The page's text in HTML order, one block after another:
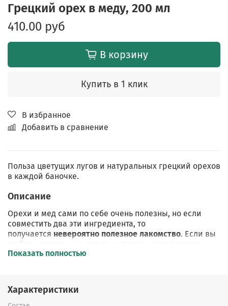
Грецкий орех в меду, 200 мл
410.00 руб
В корзину
Купить в 1 клик
В избранное
Добавить в сравнение
Польза цветущих лугов и натуральных грецкий орехов
в каждой баночке.
Описание
Орехи и мед сами по себе очень полезны, но если
совместить два эти ингредиента, то
получается невероятно полезное лакомство. Если вы
любите сладкое, но хотите оставаться здоровыми и
стройными, то этот натуральный продукт то что надо!
Честный мёд, который
сахаром
Показать полностью
Характеристики